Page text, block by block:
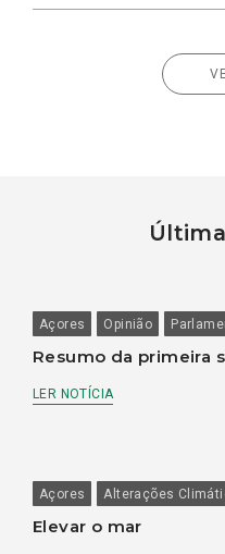
Açores Opinião
Resumo da primeira
LER NOTÍCIA
Açores Alterações
Elevar o mar